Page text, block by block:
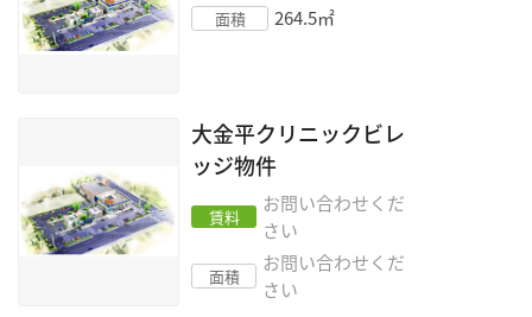
面積 264.5㎡
大金平クリニックビレ
ッジ物件
賃料
お問い合わせくだ
さい
面積
お問い合わせくだ
さい